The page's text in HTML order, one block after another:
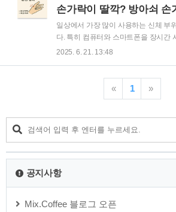
일상에서 가장 많이 사용하는 신체 부
다. 특히 컴퓨터와 스마트폰을 장시간
에서 손목과 손가락의 불편함을 호소
심할 수 있습니다. 이번 글에서는 방아
부터 치료법과 예방법에 이르기까지
두꺼워지면서 발생합니다. 힘줄이 활차
에서 걸리게 되는데, 이때 힘줄이 활차
와 함께 튀는 현상이 나타납니다. 이러
2025. 6. 21. 13:48
« 1 »
공지사항
Mix.Coffee 블로그 오픈